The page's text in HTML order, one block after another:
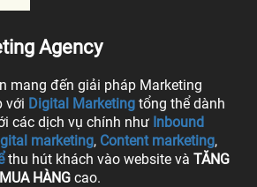
Agency
mang đến giải pháp Marketing
với Digital Marketing tổng thể dành
các dịch vụ chính như Inbound
marketing, Content marketing,
thu hút khách vào website và TĂNG
HÀNG cao.